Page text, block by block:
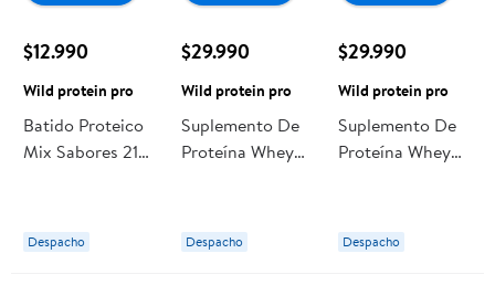
$12.990
Wild protein pro
Batido Proteico
Mix Sabores 218
Despacho
$29.990
Wild protein pro
Suplemento De
Proteína Whey
protein pro
Despacho
$29.990
Wild protein pro
Suplemento De
Proteína Whey
protein pro
Despacho